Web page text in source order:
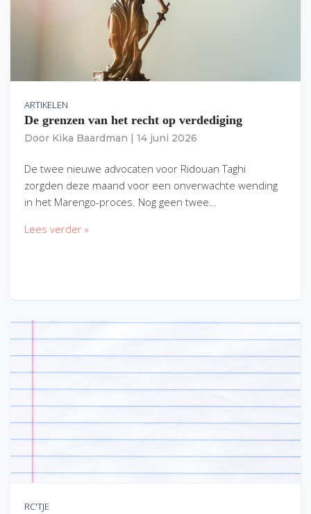
ARTIKELEN
De grenzen van het recht op verdediging
Door Kika Baardman 14 juni 2026
De twee nieuwe advocaten voor Ridouan Taghi
zorgden deze maand voor een onverwachte wending
in het Marengo-proces. Nog geen twee…
Lees verder »
RC'TJE